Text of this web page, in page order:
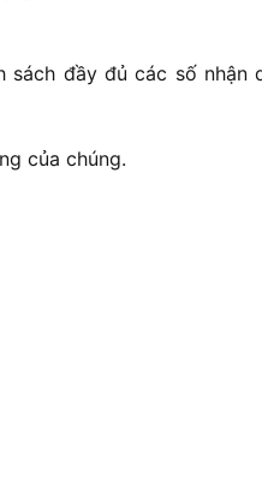
đầy đủ các số nhận
của chúng.